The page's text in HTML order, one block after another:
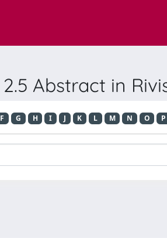
Abstract in
F G H I J K L M N O P